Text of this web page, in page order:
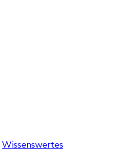
Wissenswertes